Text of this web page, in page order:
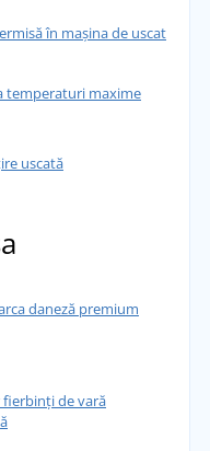
în mașina de uscat
temperaturi maxime
uscată
daneză premium
fierbinți de vară